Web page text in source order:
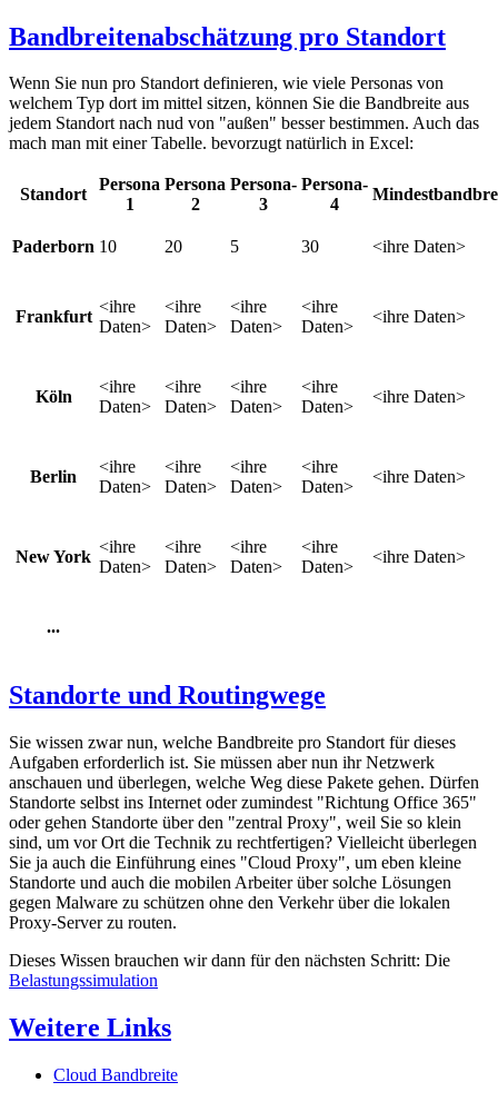
Bandbreitenabschätzung pro Standort
Wenn Sie nun pro Standort definieren, wie viele Personas von
welchem Typ dort im mittel sitzen, können Sie die Bandbreite aus
jedem Standort nach nud von "außen" besser bestimmen. Auch das
mach man mit einer Tabelle. bevorzugt natürlich in Excel:
Standort
Persona
1
Persona
2
Persona-
3
Persona-
4
Paderborn 10 20 5 30 <ihre Daten>
Frankfurt
<ihre
Daten>
<ihre
Daten>
<ihre
Daten>
<ihre
Daten>
<ihre Daten>
Köln
<ihre
Daten>
<ihre
Daten>
<ihre
Daten>
<ihre
Daten>
<ihre Daten>
Berlin
<ihre
Daten>
<ihre
Daten>
<ihre
Daten>
<ihre
Daten>
<ihre Daten>
New York
<ihre
Daten>
<ihre
Daten>
<ihre
Daten>
<ihre
Daten>
<ihre Daten>
...
Standorte und Routingwege
Sie wissen zwar nun, welche Bandbreite pro Standort für dieses
Aufgaben erforderlich ist. Sie müssen aber nun ihr Netzwerk
anschauen und überlegen, welche Weg diese Pakete gehen. Dürfen
Standorte selbst ins Internet oder zumindest "Richtung Office 365"
oder gehen Standorte über den "zentral Proxy", weil Sie so klein
sind, um vor Ort die Technik zu rechtfertigen? Vielleicht überlegen
Sie ja auch die Einführung eines "Cloud Proxy", um eben kleine
Standorte und auch die mobilen Arbeiter über solche Lösungen
gegen Malware zu schützen ohne den Verkehr über die lokalen
Proxy-Server zu routen.
Dieses Wissen brauchen wir dann für den nächsten Schritt: Die
Belastungssimulation
Weitere Links
Cloud Bandbreite